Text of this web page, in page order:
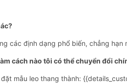
các định dạng phổ biến, chẳng hạn
cách nào tôi có thể chuyển đổi
mẫu leo ​​thang thành: